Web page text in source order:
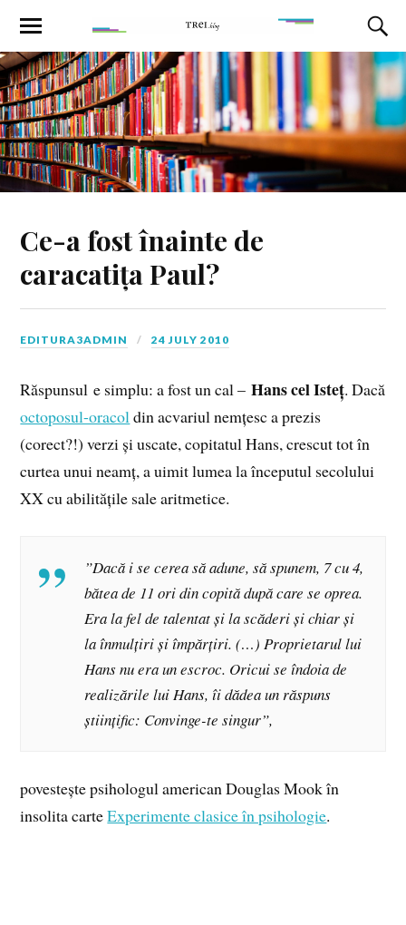
Ce-a fost înainte de
caracatița Paul?
EDITURA3ADMIN 24 JULY 2010
Răspunsul e simplu: a fost un cal –Hans cel Isteț. Dacă
octoposul-oracoldin acvariul nemțesc a prezis
(corect?!) verzi și uscate, copitatul Hans, crescut tot în
curtea unui neamț, a uimit lumea la începutul secolului
XX cu abilitățile sale aritmetice.
”Dacă i se cerea să adune, să spunem, 7 cu 4,
bătea de 11 ori din copită după care se oprea.
Era la fel de talentat și la scăderi și chiar și
la înmulțiri și împărțiri. (…) Proprietarul lui
Hans nu era un escroc. Oricui se îndoia de
realizările lui Hans, îi dădea un răspuns
științific: Convinge-te singur”,
povestește psihologul american Douglas Mook în
insolita carteExperimente clasice în psihologie.